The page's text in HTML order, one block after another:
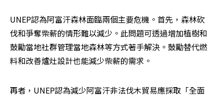
UNEP認為阿富汗森林面臨兩個主要危機。首先，森林砍
伐和爭奪柴薪的情形難以減少。此問題可透過增加植樹和
鼓勵當地社群管理當地森林等方式著手解決。鼓勵替代燃
料和改善爐灶設計也能減少柴薪的需求。
再者，UNEP認為減少阿富汗非法伐木貿易應採取「全面